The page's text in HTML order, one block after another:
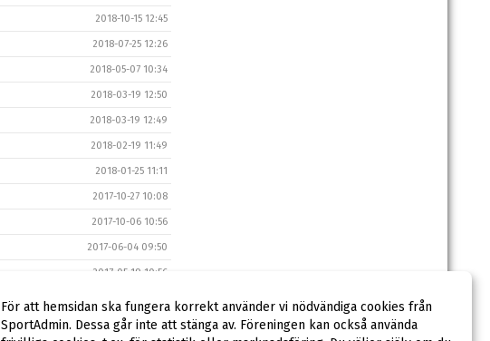
2018-10-15 12:45
2018-07-25 12:26
2018-05-07 10:34
2018-03-19 12:50
2018-03-19 12:49
2018-02-19 11:49
2018-01-25 11:11
2017-10-27 10:08
2017-10-06 10:56
2017-06-04 09:50
2017-05-19 10:56
2017-02-13 10:50
2017-01-09 10:54
För att hemsidan ska fungera korrekt använder vi nödvändiga cookies från
SportAdmin. Dessa går inte att stänga av. Föreningen kan också använda